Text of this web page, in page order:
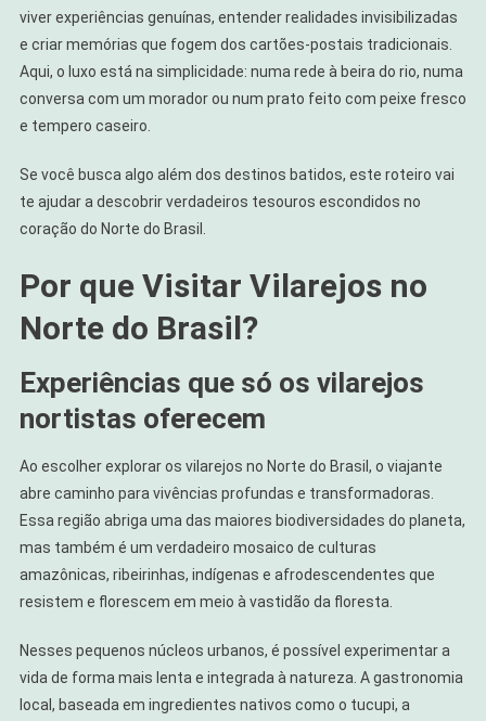
viver experiências genuínas, entender realidades invisibilizadas
e criar memórias que fogem dos cartões-postais tradicionais.
Aqui, o luxo está na simplicidade: numa rede à beira do rio, numa
conversa com um morador ou num prato feito com peixe fresco
e tempero caseiro.
Se você busca algo além dos destinos batidos, este roteiro vai
te ajudar a descobrir verdadeiros tesouros escondidos no
coração do Norte do Brasil.
Por que Visitar Vilarejos no
Norte do Brasil?
Experiências que só os vilarejos
nortistas oferecem
Ao escolher explorar os vilarejos no Norte do Brasil, o viajante
abre caminho para vivências profundas e transformadoras.
Essa região abriga uma das maiores biodiversidades do planeta,
mas também é um verdadeiro mosaico de culturas
amazônicas, ribeirinhas, indígenas e afrodescendentes que
resistem e florescem em meio à vastidão da floresta.
Nesses pequenos núcleos urbanos, é possível experimentar a
vida de forma mais lenta e integrada à natureza. A gastronomia
local, baseada em ingredientes nativos como o tucupi, a